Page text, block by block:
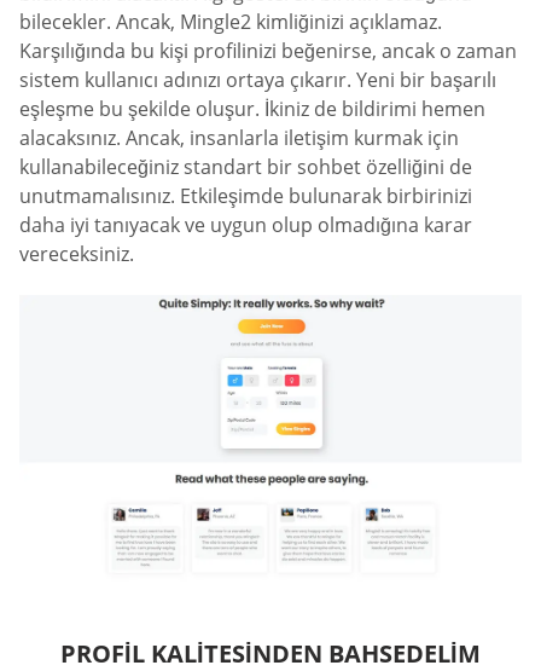
bilecekler. Ancak, Mingle2 kimliğinizi açıklamaz.
Karşılığında bu kişi profilinizi beğenirse, ancak o zaman
sistem kullanıcı adınızı ortaya çıkarır. Yeni bir başarılı
eşleşme bu şekilde oluşur. İkiniz de bildirimi hemen
alacaksınız. Ancak, insanlarla iletişim kurmak için
kullanabileceğiniz standart bir sohbet özelliğini de
unutmamalısınız. Etkileşimde bulunarak birbirinizi
daha iyi tanıyacak ve uygun olup olmadığına karar
vereceksiniz.
PROFIL KALITESINDEN BAHSEDELIM